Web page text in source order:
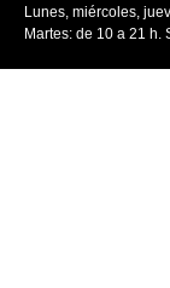
Lunes, miércoles,
Martes: de 10 a 21 h.